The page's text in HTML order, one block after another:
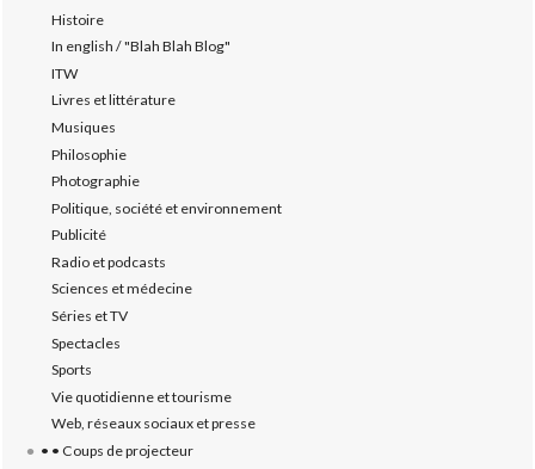
Histoire
In english / "Blah Blah Blog"
ITW
Livres et littérature
Musiques
Philosophie
Photographie
Politique, société et environnement
Publicité
Radio et podcasts
Sciences et médecine
Séries et TV
Spectacles
Sports
Vie quotidienne et tourisme
Web, réseaux sociaux et presse
• • Coups de projecteur